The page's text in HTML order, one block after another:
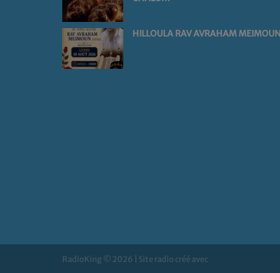
HILLOULA RAV AVRAHAM MEIMOUN
RadioKing © 2026 | Site radio créé avec